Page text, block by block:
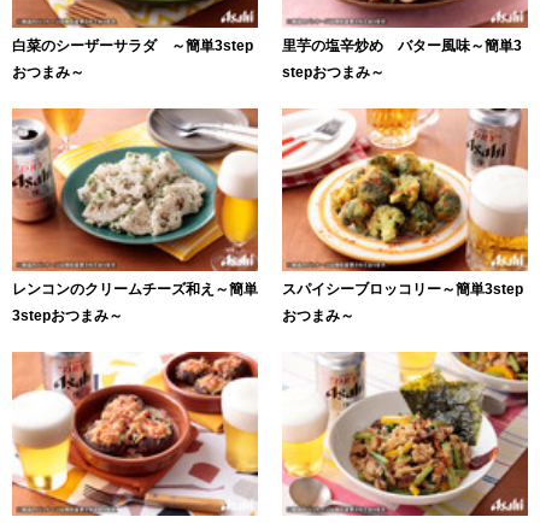
白菜のシーザーサラダ ～簡単3step
おつまみ～
里芋の塩辛炒め バター風味～簡単3
stepおつまみ～
レンコンのクリームチーズ和え～簡単
3stepおつまみ～
スパイシーブロッコリー～簡単3step
おつまみ～